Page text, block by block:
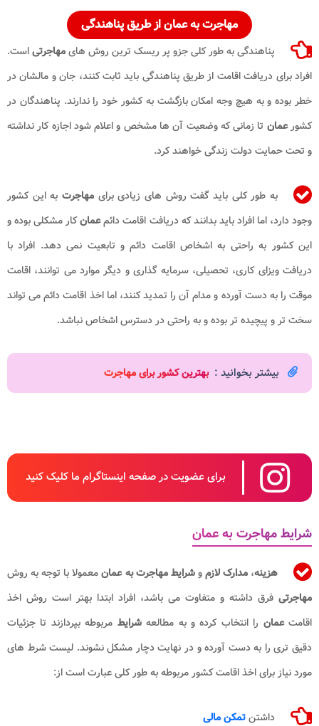
مهاجرت به عماناز طریق پناهندگی
پناهندگی به طور کلی جزو پر ریسک ترین روش هایمهاجرتیاست.
افراد برای دریافت اقامت از طریق پناهندگی باید ثابت کنند، جان و مالشان در
خطر بوده و به هیچ وجه امکان بازگشت به کشور خود را ندارند. پناهندگان در
کشورعمان تا زمانی که وضعیت آن ها مشخص و اعلام شود اجازه کار نداشته
و تحت حمایت دولت زندگی خواهند کرد.
به طور کلی باید گفت روش های زیادی برای مهاجرت به این کشور
وجود دارد، اما افراد باید بدانند که دریافت اقامت دائمعمانکار مشکلی بوده و
این کشور به راحتی به اشخاص اقامت دائم و تابعیت نمی دهد. افراد با
دریافت ویزای کاری، تحصیلی، سرمایه گذاری و دیگر موارد می توانند، اقامت
موقت را به دست آورده و مدام آن را تمدید کنند، اما اخذ اقامت دائم می تواند
سخت تر و پیچیده تر بوده و به راحتی در دسترس اشخاص نباشد.
بیشتر بخوانید : بهترین کشور برای مهاجرت
برای عضویت در صفحه اینستاگرام ما کلیک کنید
شرایط مهاجرت به عمان
هزینه،مدارک لازموشرایط مهاجرت به عمانمعمولا با توجه به روش
مهاجرتی فرق داشته و متفاوت می باشد، افراد ابتدا بهتر است روش اخذ
اقامتعمان را انتخاب کرده و به مطالعهشرایط مربوطه بپردازند تا جزئیات
دقیق تری را به دست آورده و در نهایت دچار مشکل نشوند. لیست شرط های
مورد نیاز برای اخذ اقامت کشور مربوطه به طور کلی عبارت است از:
داشتنتمکن مالی